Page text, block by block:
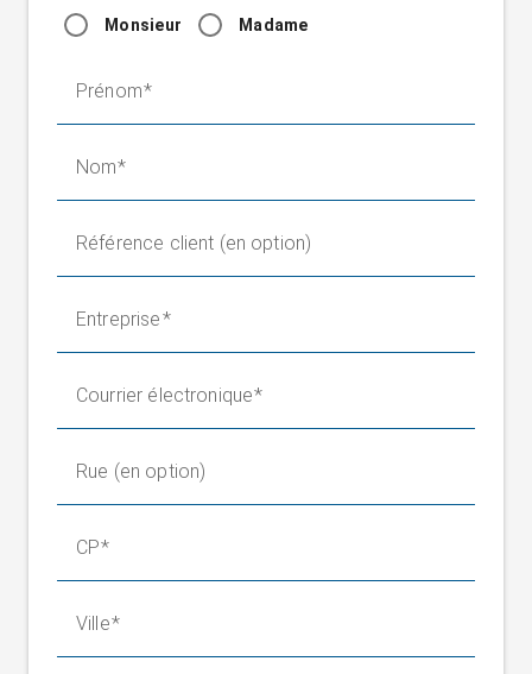
Monsieur Madame
Prénom
Nom
Référence client (en option)
Entreprise
Courrier électronique
Rue (en option)
CP
Ville